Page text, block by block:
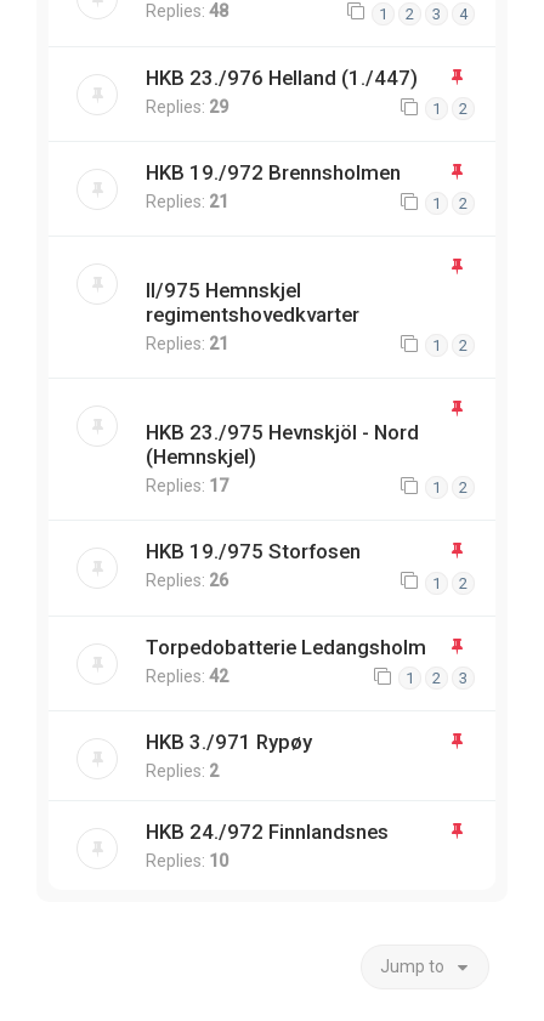
Replies: 48 1 2 3 4
HKB 23./976 Helland (1./447)
Replies: 29 1 2
HKB 19./972 Brennsholmen
Replies: 21 1 2
II/975 Hemnskjel
regimentshovedkvarter
Replies: 21 1 2
HKB 23./975 Hevnskjöl - Nord
(Hemnskjel)
Replies: 17 1 2
HKB 19./975 Storfosen
Replies: 26 1 2
Torpedobatterie Ledangsholm
Replies: 42 1 2 3
HKB 3./971 Rypøy
Replies: 2
HKB 24./972 Finnlandsnes
Replies: 10
Jump to